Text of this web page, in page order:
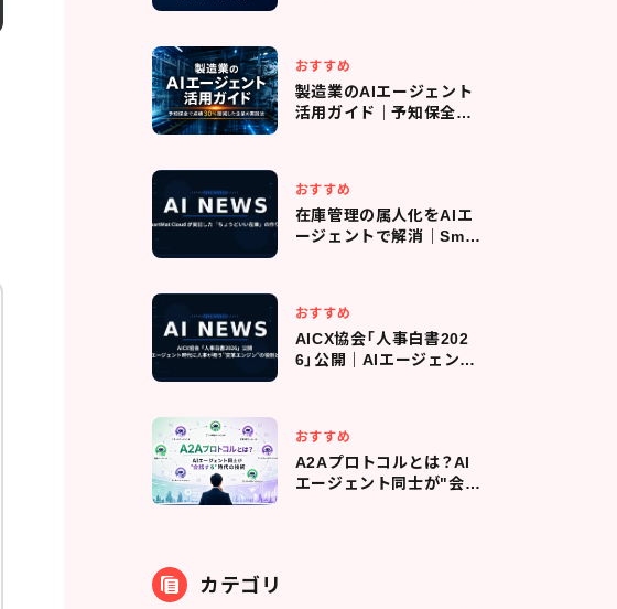
おすすめ
製造業のAIエージェント
活用ガイド｜予知保全で
おすすめ
在庫管理の属人化をAIエ
ージェントで解消｜Smar
おすすめ
AICX協会「人事白書202
6」公開｜AIエージェント
おすすめ
A2Aプロトコルとは？AI
エージェント同士が"会話
カテゴリ